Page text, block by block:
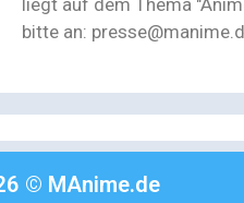
bitte an:
© MAnime.de